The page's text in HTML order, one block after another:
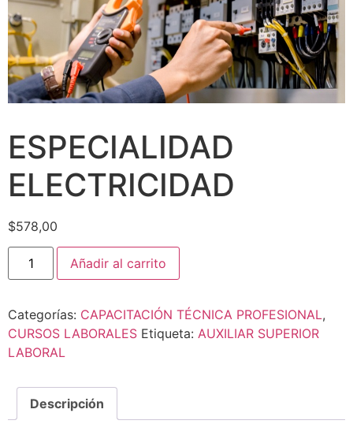
ESPECIALIDAD
ELECTRICIDAD
$578,00
Añadir al carrito
Categorías: CAPACITACIÓN TÉCNICA PROFESIONAL,
CURSOS LABORALES Etiqueta: AUXILIAR SUPERIOR
LABORAL
Descripción